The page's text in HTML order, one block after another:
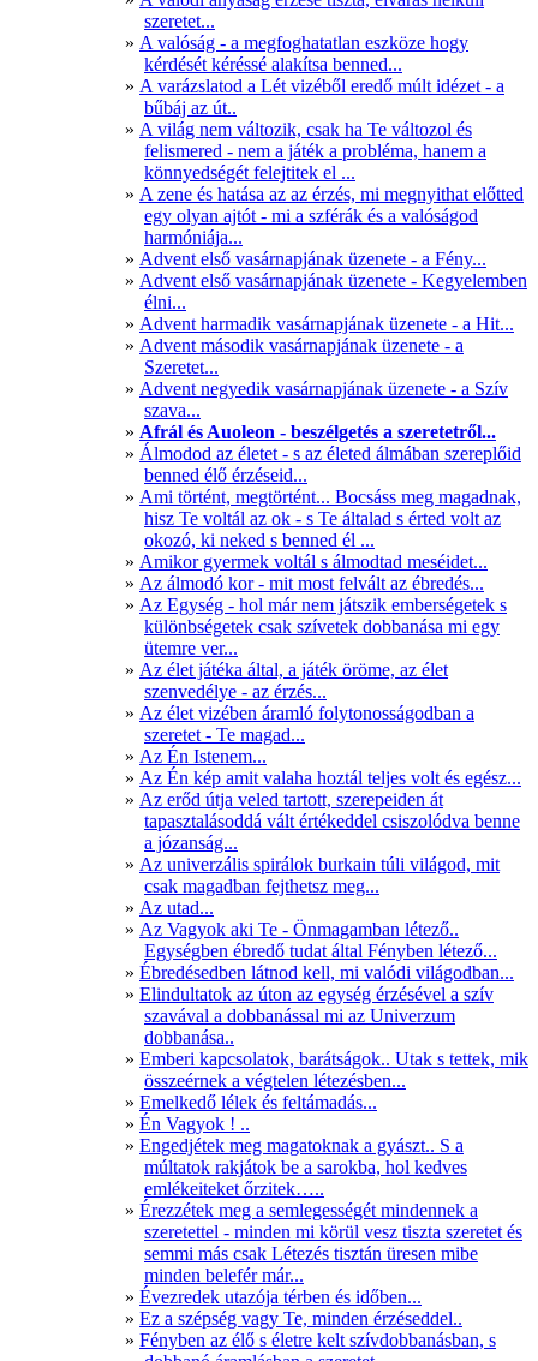
szeretet...
A valóság - a megfoghatatlan eszköze hogy
kérdését kéréssé alakítsa benned...
A varázslatod a Lét vizéből eredő múlt idézet - a
bűbáj az út..
A világ nem változik, csak ha Te változol és
felismered - nem a játék a probléma, hanem a
könnyedségét felejtitek el ...
A zene és hatása az az érzés, mi megnyithat előtted
egy olyan ajtót - mi a szférák és a valóságod
harmóniája...
Advent első vasárnapjának üzenete - a Fény...
Advent első vasárnapjának üzenete - Kegyelemben
élni...
Advent harmadik vasárnapjának üzenete - a Hit...
Advent második vasárnapjának üzenete - a
Szeretet...
Advent negyedik vasárnapjának üzenete - a Szív
szava...
Afrál és Auoleon - beszélgetés a szeretetről...
Álmodod az életet - s az életed álmában szereplőid
benned élő érzéseid...
Ami történt, megtörtént... Bocsáss meg magadnak,
hisz Te voltál az ok - s Te általad s érted volt az
okozó, ki neked s benned él ...
Amikor gyermek voltál s álmodtad meséidet...
Az álmodó kor - mit most felvált az ébredés...
Az Egység - hol már nem játszik emberségetek s
különbségetek csak szívetek dobbanása mi egy
ütemre ver...
Az élet játéka által, a játék öröme, az élet
szenvedélye - az érzés...
Az élet vizében áramló folytonosságodban a
szeretet - Te magad...
Az Én Istenem...
Az Én kép amit valaha hoztál teljes volt és egész...
Az erőd útja veled tartott, szerepeiden át
tapasztalásoddá vált értékeddel csiszolódva benne
a józanság...
Az univerzális spirálok burkain túli világod, mit
csak magadban fejthetsz meg...
Az utad...
Az Vagyok aki Te - Önmagamban létező..
Egységben ébredő tudat által Fényben létező...
Ébredésedben látnod kell, mi valódi világodban...
Elindultatok az úton az egység érzésével a szív
szavával a dobbanással mi az Univerzum
dobbanása..
Emberi kapcsolatok, barátságok.. Utak s tettek, mik
összeérnek a végtelen létezésben...
Emelkedő lélek és feltámadás...
Én Vagyok ! ..
Engedjétek meg magatoknak a gyászt.. S a
múltatok rakjátok be a sarokba, hol kedves
emlékeiteket őrzitek…..
Érezzétek meg a semlegességét mindennek a
szeretettel - minden mi körül vesz tiszta szeretet és
semmi más csak Létezés tisztán üresen mibe
minden belefér már...
Évezredek utazója térben és időben...
Ez a szépség vagy Te, minden érzéseddel..
Fényben az élő s életre kelt szívdobbanásban, s